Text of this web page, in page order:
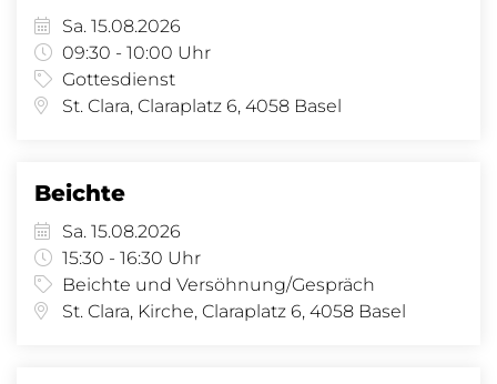
Sa. 15.08.2026
09:30 - 10:00 Uhr
Gottesdienst
St. Clara, Claraplatz 6, 4058 Basel
Beichte
Sa. 15.08.2026
15:30 - 16:30 Uhr
Beichte und Versöhnung/Gespräch
St. Clara, Kirche, Claraplatz 6, 4058 Basel